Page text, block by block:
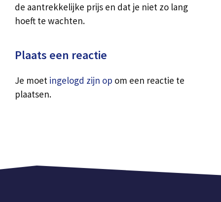
de aantrekkelijke prijs en dat je niet zo lang
hoeft te wachten.
Plaats een reactie
Je moet ingelogd zijn op om een reactie te
plaatsen.